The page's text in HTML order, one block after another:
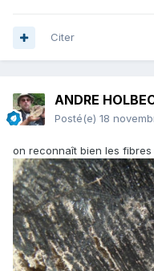
Citer
ANDRE
Posté(e) 18
on reconnaît bien les